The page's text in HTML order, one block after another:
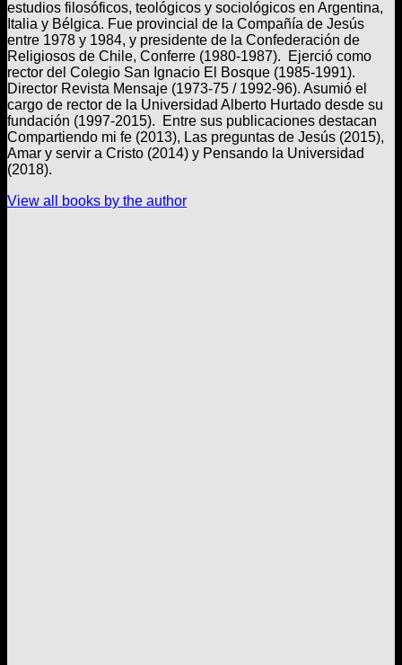
estudios filosóficos, teológicos y sociológicos en Argentina,
Italia y Bélgica. Fue provincial de la Compañía de Jesús
entre 1978 y 1984, y presidente de la Confederación de
Religiosos de Chile, Conferre (1980-1987). Ejerció como
rector del Colegio San Ignacio El Bosque (1985-1991).
Director Revista Mensaje (1973-75 / 1992-96). Asumió el
cargo de rector de la Universidad Alberto Hurtado desde su
fundación (1997-2015).
Entre sus publicaciones destacan
Compartiendo mi fe (2013), Las preguntas de Jesús (2015),
Amar y servir a Cristo (2014) y Pensando la Universidad
(2018).
View all books by the author